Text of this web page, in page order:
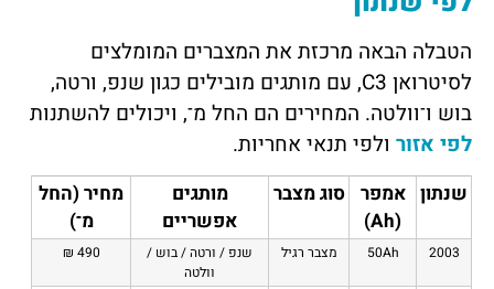
הטבלה הבאה מרכזת את המצברים המומלצים
לסיטרואן C3, עם מותגים מובילים כגון שנפ, ורטה,
בוש ו־וולטה. המחירים הם החל מ־, ויכולים להשתנות
לפי אזור ולפי תנאי אחריות.
שנתון אמפר
(Ah)
סוג מצבר
מותגים
אפשריים
מחיר (החל
מ־)
2003
50Ah מצבר רגיל
שנפ / ורטה / בוש /
וולטה
490 ₪